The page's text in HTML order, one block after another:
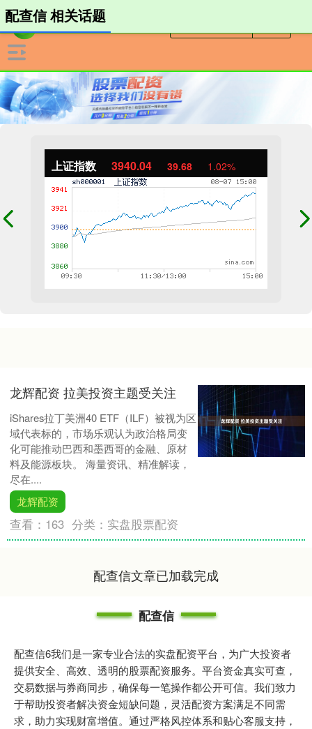
上证指数 3940.04 39.68 1.02%
配查信 相关话题
龙辉配资 拉美投资主题受关注
iShares拉丁美洲40 ETF（ILF）被视为区
域代表标的，市场乐观认为政治格局变
化可能推动巴西和墨西哥的金融、原材
料及能源板块。 海量资讯、精准解读，
尽在....
龙辉配资
查看： 163 分类： 实盘股票配资
配查信文章已加载完成
配查信
配查信6我们是一家专业合法的实盘配资平台，为广大投资者
提供安全、高效、透明的股票配资服务。平台资金真实可查，
交易数据与券商同步，确保每一笔操作都公开可信。我们致力
于帮助投资者解决资金短缺问题，灵活配资方案满足不同需
求，助力实现财富增值。通过严格风控体系和贴心客服支持，